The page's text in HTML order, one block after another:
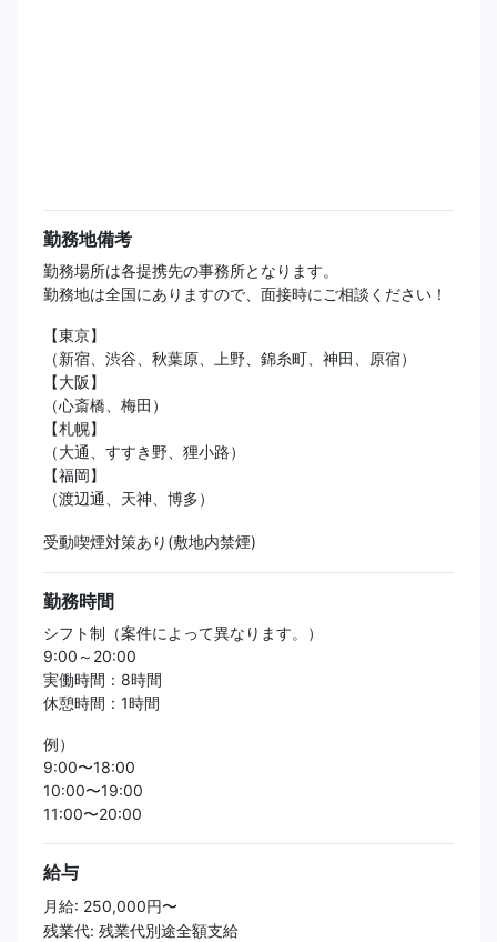
勤務地備考
勤務場所は各提携先の事務所となります。
勤務地は全国にありますので、面接時にご相談ください！
【東京】
（新宿、渋谷、秋葉原、上野、錦糸町、神田、原宿）
【大阪】
（心斎橋、梅田）
【札幌】
（大通、すすき野、狸小路）
【福岡】
（渡辺通、天神、博多）
受動喫煙対策あり(敷地内禁煙)
勤務時間
シフト制（案件によって異なります。）
9:00～20:00
実働時間：8時間
休憩時間：1時間
例）
9:00〜18:00
10:00〜19:00
11:00〜20:00
給与
月給: 250,000円〜
残業代: 残業代別途全額支給